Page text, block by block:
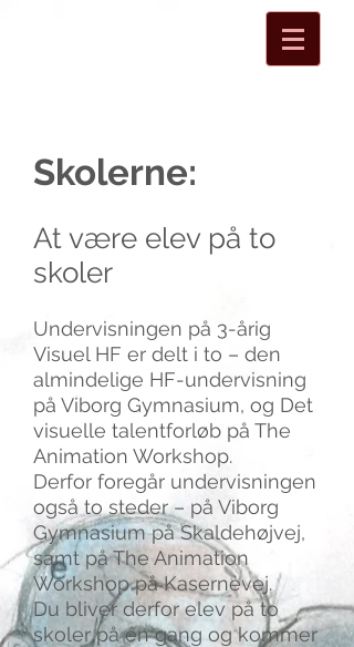
Skolerne:
At være elev på to
skoler
Undervisningen på 3-årig
Visuel HF er delt i to – den
almindelige HF-undervisning
på Viborg Gymnasium, og Det
visuelle talentforløb på The
Animation Workshop.
Derfor foregår undervisningen
også to steder – på Viborg
Gymnasium på Skaldehøjvej,
samt på The Animation
Workshop på Kasernevej.
Du bliver derfor elev på to
skoler på én gang og kommer